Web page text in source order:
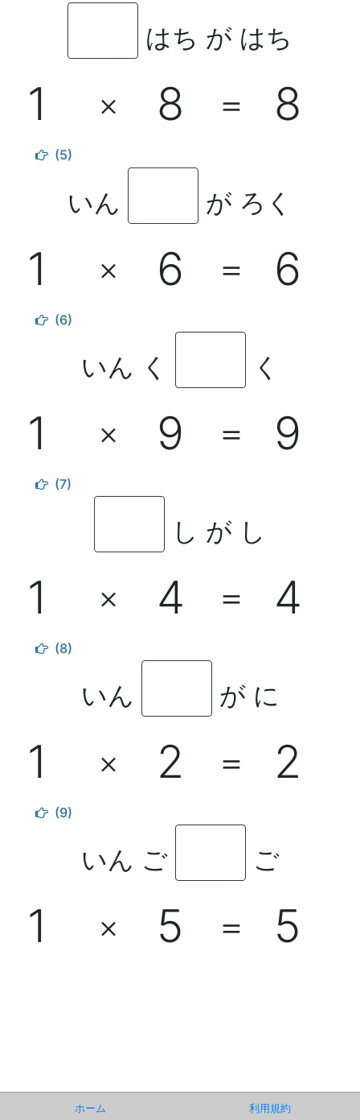
はち が はち
1 × 8 ＝ 8
(5)
いん が ろく
1 × 6 ＝ 6
(6)
いん く く
1 × 9 ＝ 9
(7)
し が し
1 × 4 ＝ 4
(8)
いん が に
1 × 2 ＝ 2
(9)
いん ご ご
1 × 5 ＝ 5
ホーム 利用規約